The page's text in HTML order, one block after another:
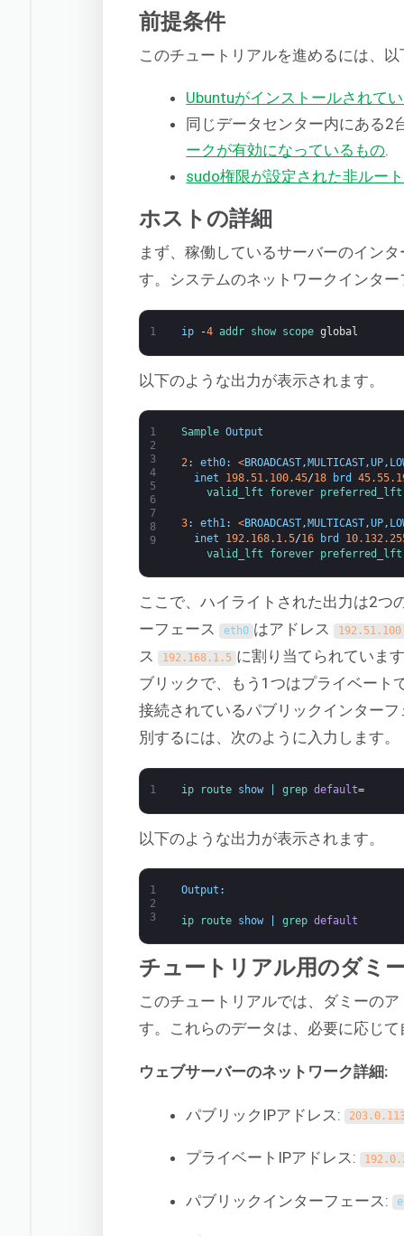
前提条件
このチュートリアルを進めるには、
Ubuntuがインストールされて
同じデータセンター内にある2
ークが有効になっているもの.
sudo権限が設定された非ルー
ホストの詳細
まず、稼働しているサーバーのイン
す。システムのネットワークインタ
1 ip -4 addr show scope global
以下のような出力が表示されます。
1
2
3
4
5
6
7
8
9
Sample Output
2: eth0: <BROADCAST,MULTICAST,UP,
inet
198.51.100.45/18 brd
valid_lft forever
3: eth1: <BROADCAST, MULTICAST,UP,
inet
192.168.1.5/16 brd
valid_lft forever
ここで、ハイライトされた出力は2つ
ーフェース eth0 はアドレス
ス 192.168.1.5 に割り当てられていま
ブリックで、もう1つはプライベート
接続されているパブリックインター
別するには、次のように入力します。
1 ip route show grep default=
以下のような出力が表示されます。
1
2
3
Output :
ip route show grep default
チュートリアル用のダミ
このチュートリアルでは、ダミーの
す。これらのデータは、必要に応じ
ウェブサーバーのネットワーク詳細:
パブリックIPアドレス:
プライベートIPアドレス:
パブリックインターフェース: